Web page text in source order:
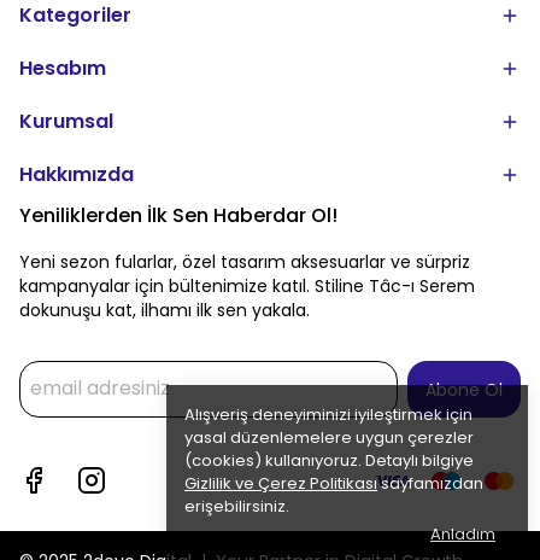
Alışveriş deneyiminizi iyileştirmek için
yasal düzenlemelere uygun çerezler
(cookies) kullanıyoruz. Detaylı bilgiye
Gizlilik ve Çerez Politikasısayfamızdan
erişebilirsiniz.
Anladım
Kategoriler
Hesabım
Kurumsal
Hakkımızda
Yeniliklerden İlk Sen Haberdar Ol!
Yeni sezon fularlar, özel tasarım aksesuarlar ve sürpriz
kampanyalar için bültenimize katıl. Stiline Tâc-ı Serem
dokunuşu kat, ilhamı ilk sen yakala.
Abone Ol